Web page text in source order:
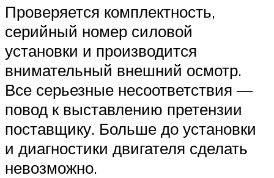
Проверяется комплектность,
серийный номер силовой
установки и производится
внимательный внешний осмотр.
Все серьезные несоответствия —
повод к выставлению претензии
поставщику. Больше до установки
и диагностики двигателя сделать
невозможно.